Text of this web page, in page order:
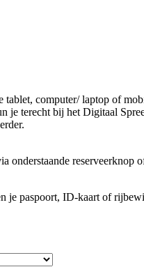
tablet, computer/ laptop of
je terecht bij het Digitaal
onderstaande reserveerknop
je paspoort, ID-kaart of